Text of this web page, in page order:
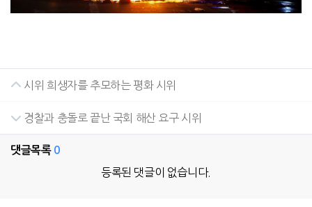
시위 희생자를 추모하는 평화 시위
경찰과 충돌로 끝난 국회 해산 요구 시위
댓글목록 0
등록된 댓글이 없습니다.